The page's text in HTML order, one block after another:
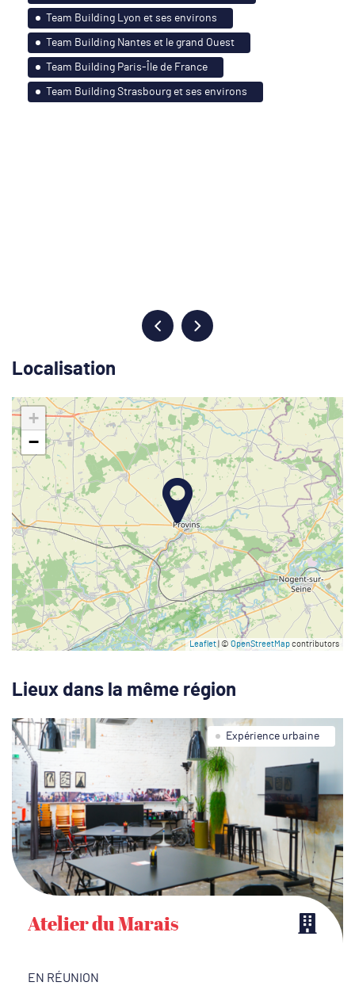
Team Building Lyon et ses environs
Team Building Nantes et le grand Ouest
Team Building Paris-Île de France
Team Building Strasbourg et ses environs
Localisation
+
−
Leaflet | © OpenStreetMapcontributors
Lieux dans la même région
Expérience urbaine
Atelier du Marais
EN RÉUNION